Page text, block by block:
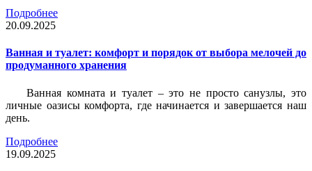
Подробнее
20.09.2025
Ванная и туалет: комфорт и порядок от выбора мелочей до
продуманного хранения
Ванная комната и туалет – это не просто санузлы, это
личные оазисы комфорта, где начинается и завершается наш
день.
Подробнее
19.09.2025